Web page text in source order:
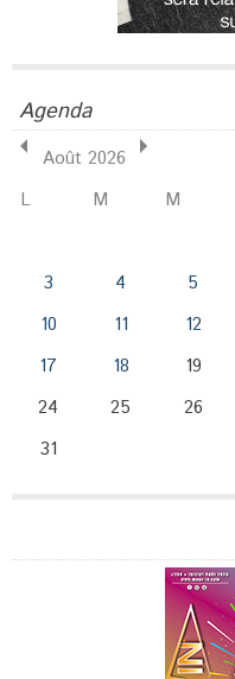
Agenda
Août 2026
L
M M
3
4 5
10
11 12
17
18 19
24
25 26
31